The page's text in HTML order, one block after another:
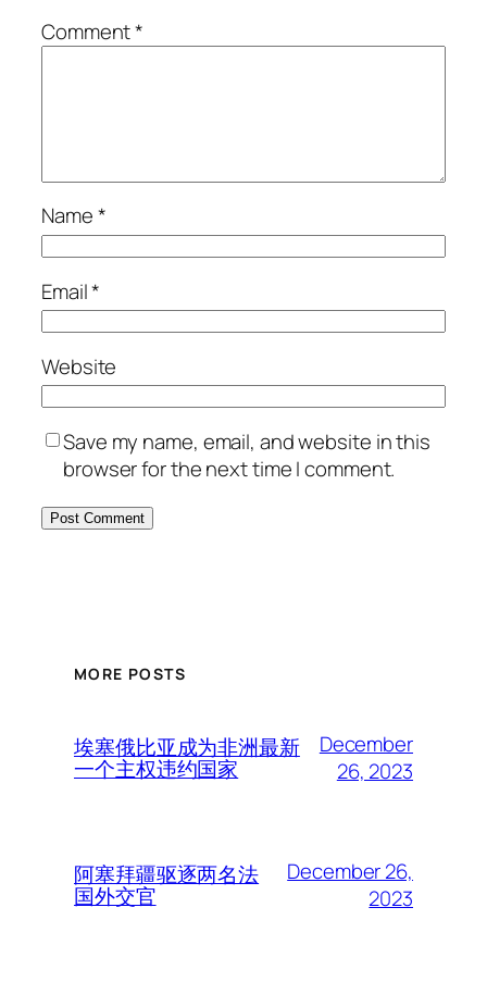
Comment*
Name*
Email*
Website
Save my name, email, and website in this
browser for the next time I comment.
MORE POSTS
埃塞俄比亚成为非洲最新
一个主权违约国家
December
26, 2023
阿塞拜疆驱逐两名法
国外交官
December 26,
2023